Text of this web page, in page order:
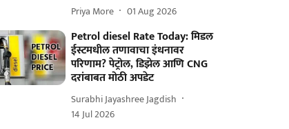
Priya More 01 Aug 2026
Petrol diesel Rate Today: मिडल
ईस्टमधील तणावाचा इंधनावर
परिणाम? पेट्रोल, डिझेल आणि CNG
दरांबाबत मोठी अपडेट
Surabhi Jayashree Jagdish
14 Jul 2026